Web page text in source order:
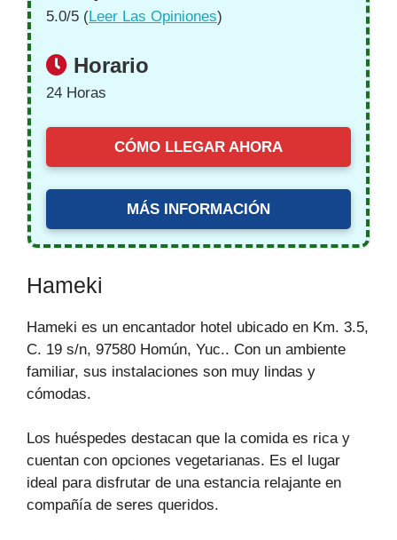
5.0/5 (Leer Las Opiniones)
Horario
24 Horas
CÓMO LLEGAR AHORA
MÁS INFORMACIÓN
Hameki
Hameki es un encantador hotel ubicado en Km. 3.5,
C. 19 s/n, 97580 Homún, Yuc.. Con un ambiente
familiar, sus instalaciones son muy lindas y
cómodas.
Los huéspedes destacan que la comida es rica y
cuentan con opciones vegetarianas. Es el lugar
ideal para disfrutar de una estancia relajante en
compañía de seres queridos.